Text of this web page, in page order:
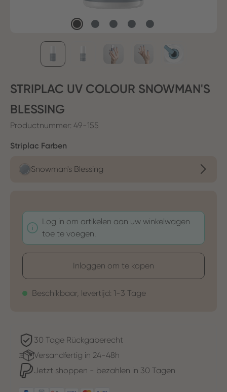
STRIPLAC UV COLOUR SNOWMAN'S
BLESSING
Productnummer: 49-155
Selecteer
Striplac Farben
Snowman's Blessing
Log in om artikelen aan uw winkelwagen
toe te voegen.
Inloggen om te kopen
Beschikbaar, levertijd: 1-3 Tage
30 Tage Rückgaberecht
Versandfertig in 24-48h
Jetzt shoppen - bezahlen in 30 Tagen